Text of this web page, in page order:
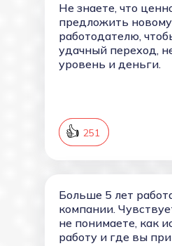
Не знаете, что
предложить новому
работодателю,
удачный переход,
уровень и деньги.
Больше 5 лет
компании.
не понимаете, как
работу и где вы
252
👍 251